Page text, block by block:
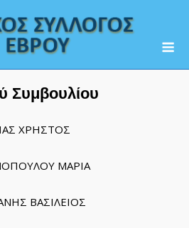
Συμβουλίου
ΧΡΗΣΤΟΣ
ΜΑΡΙΑ
ΒΑΣΙΛΕΙΟΣ